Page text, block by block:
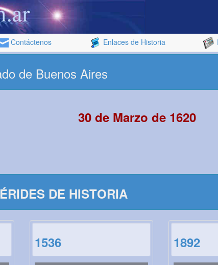
Contáctenos Enlaces de Historia
de Buenos Aires
30 de Marzo de 1620
DE HISTORIA
1536 1892